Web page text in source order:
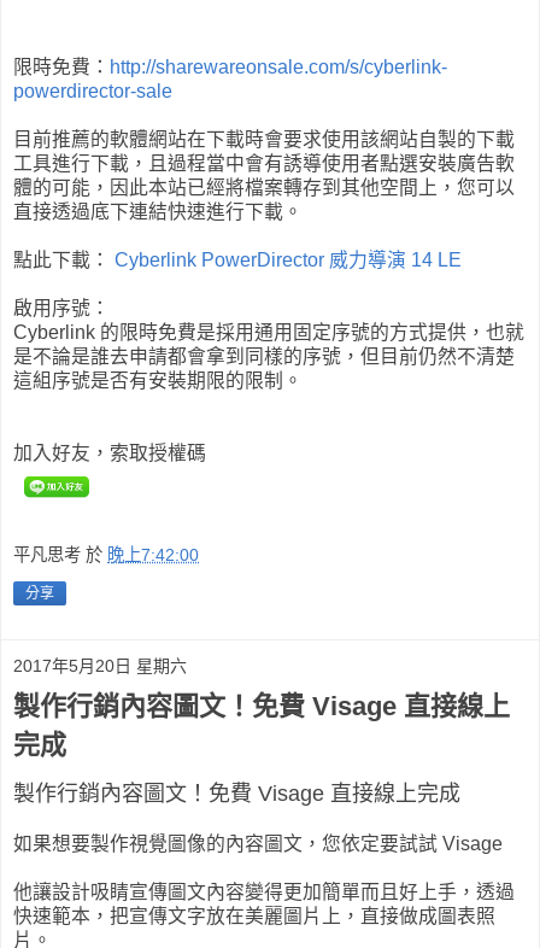
限時免費： http://sharewareonsale.com/s/cyberlink-
powerdirector-sale
目前推薦的軟體網站在下載時會要求使用該網站自製的下載
工具進行下載，且過程當中會有誘導使用者點選安裝廣告軟
體的可能，因此本站已經將檔案轉存到其他空間上，您可以
直接透過底下連結快速進行下載。
點此下載 ： Cyberlink PowerDirector 威力導演 14 LE
啟用序號 ：
Cyberlink 的限時免費是採用通用固定序號的方式提供，也就
是不論是誰去申請都會拿到同樣的序號，但目前仍然不清楚
這組序號是否有安裝期限的限制。
加入好友，索取授權碼
平凡思考 於 晚上7:42:00
分享
2017年5月20日 星期六
製作行銷內容圖文！免費 Visage 直接線上
完成
製作行銷內容圖文！免費 Visage 直接線上完成
如果想要製作視覺圖像的內容圖文，您依定要試試 Visage
他讓設計吸睛宣傳圖文內容變得更加簡單而且好上手，透過
快速範本，把宣傳文字放在美麗圖片上，直接做成圖表照
片。